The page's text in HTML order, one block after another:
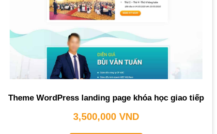
Theme WordPress landing page khóa học giao tiếp
3,500,000 VND